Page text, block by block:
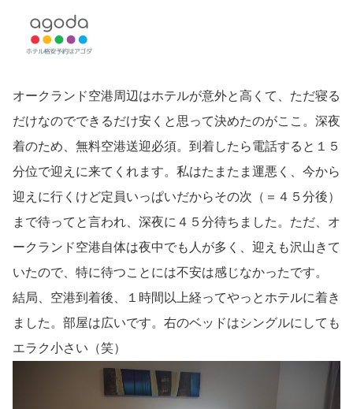
オークランド空港周辺はホテルが意外と高くて、ただ寝る
だけなのでできるだけ安くと思って決めたのがここ。深夜
着のため、無料空港送迎必須。到着したら電話すると１５
分位で迎えに来てくれます。私はたまたま運悪く、今から
迎えに行くけど定員いっぱいだからその次（＝４５分後）
まで待ってと言われ、深夜に４５分待ちました。ただ、オ
ークランド空港自体は夜中でも人が多く、迎えも沢山きて
いたので、特に待つことには不安は感じなかったです。
結局、空港到着後、１時間以上経ってやっとホテルに着き
ました。部屋は広いです。右のベッドはシングルにしても
エラク小さい（笑）